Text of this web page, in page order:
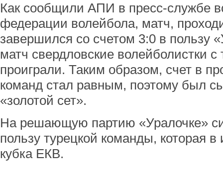
Как сообщили АПИ в пресс-службе
федерации волейбола, матч,
завершился со счетом 3:0 в пользу
матч свердловские волейболистки
проиграли. Таким образом, счет в
команд стал равным, поэтому был
«золотой сет».
На решающую партию «Уралочке»
пользу турецкой команды, которая
кубка ЕКВ.